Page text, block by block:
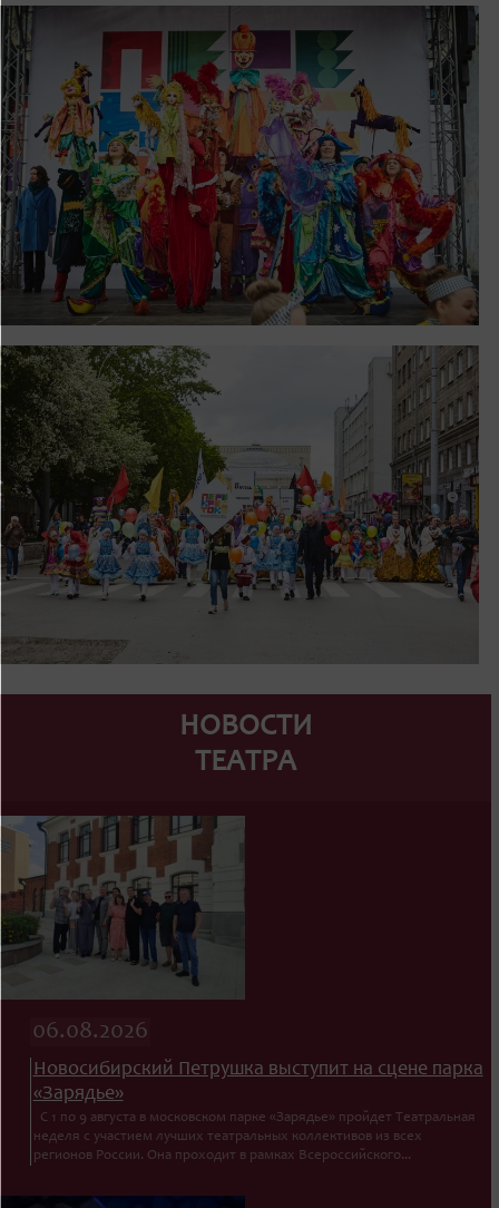
НОВОСТИ
ТЕАТРА
06.08.2026
Новосибирский Петрушка выступит на сцене парка
«Зарядье»
С 1 по 9 августа в московском парке «Зарядье» пройдет Театральная
неделя с участием лучших театральных коллективов из всех
регионов России. Она проходит в рамках Всероссийского...